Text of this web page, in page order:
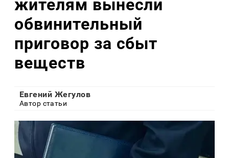
жителям вынесли
обвинительный
приговор за сбыт
веществ
Евгений Жегулов
Автор статьи